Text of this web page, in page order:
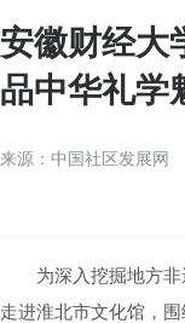
安徽财经大
品中华礼学
来源： 中国社区发展网
为深入挖掘地方
走进淮北市文化馆，